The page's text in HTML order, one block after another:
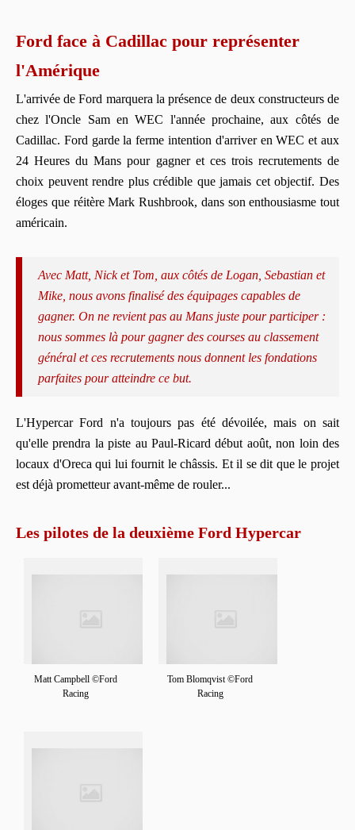
Ford face à Cadillac pour représenter
l'Amérique
L'arrivée de Ford marquera la présence de deux constructeurs de
chez l'Oncle Sam en WEC l'année prochaine, aux côtés de
Cadillac. Ford garde la ferme intention d'arriver en WEC et aux
24 Heures du Mans pour gagner et ces trois recrutements de
choix peuvent rendre plus crédible que jamais cet objectif. Des
éloges que réitère Mark Rushbrook, dans son enthousiasme tout
américain.
Avec Matt, Nick et Tom, aux côtés de Logan, Sebastian et
Mike, nous avons finalisé des équipages capables de
gagner. On ne revient pas au Mans juste pour participer :
nous sommes là pour gagner des courses au classement
général et ces recrutements nous donnent les fondations
parfaites pour atteindre ce but.
L'Hypercar Ford n'a toujours pas été dévoilée, mais on sait
qu'elle prendra la piste au Paul-Ricard début août, non loin des
locaux d'Oreca qui lui fournit le châssis. Et il se dit que le projet
est déjà prometteur avant-même de rouler...
Les pilotes de la deuxième Ford Hypercar
Matt Campbell ©Ford
Racing
Tom Blomqvist ©Ford
Racing